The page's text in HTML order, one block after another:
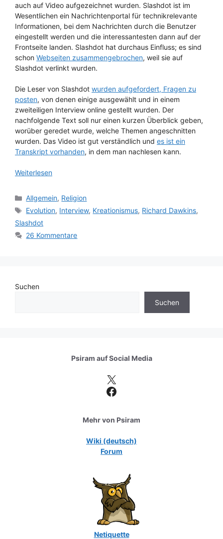
auch auf Video aufgezeichnet wurden. Slashdot ist im
Wesentlichen ein Nachrichtenportal für technikrelevante
Informationen, bei dem Nachrichten durch die Benutzer
eingestellt werden und die interessantesten dann auf der
Frontseite landen. Slashdot hat durchaus Einfluss; es sind
schon Webseiten zusammengebrochen, weil sie auf
Slashdot verlinkt wurden.
Die Leser von Slashdot wurden aufgefordert, Fragen zu
posten, von denen einige ausgewählt und in einem
zweiteiligen Interview online gestellt wurden. Der
nachfolgende Text soll nur einen kurzen Überblick geben,
worüber geredet wurde, welche Themen angeschnitten
wurden. Das Video ist gut verständlich und es ist ein
Transkript vorhanden, in dem man nachlesen kann.
Weiterlesen
Kategorien
Allgemein, Religion
Schlagwörter
Evolution, Interview, Kreationismus, Richard Dawkins,
Slashdot
26 Kommentare
Suchen
Suchen
Psiram aufSocial Media
X
Facebook
Mehr von Psiram
Wiki (deutsch)
Forum
Netiquette